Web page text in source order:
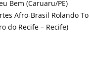
Bem (Caruaru/PE)
Afro-Brasil Rolando
do Recife – Recife)